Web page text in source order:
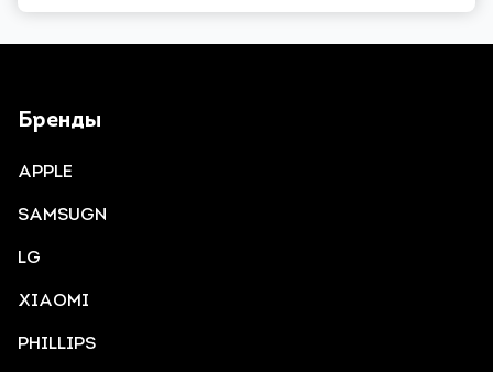
Бренды
APPLE
SAMSUGN
LG
XIAOMI
PHILLIPS